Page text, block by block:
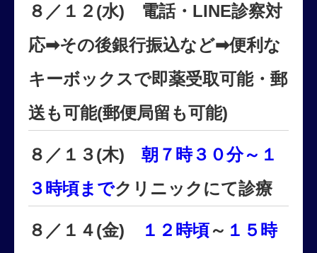
８／１２(水) 電話・LINE診察対
応➡その後銀行振込など➡便利な
キーボックスで即薬受取可能・郵
送も可能(郵便局留も可能)
８／１３(木) 朝７時３０分～１
３時頃までクリニックにて診療
８／１４(金) １２時頃～ １５時